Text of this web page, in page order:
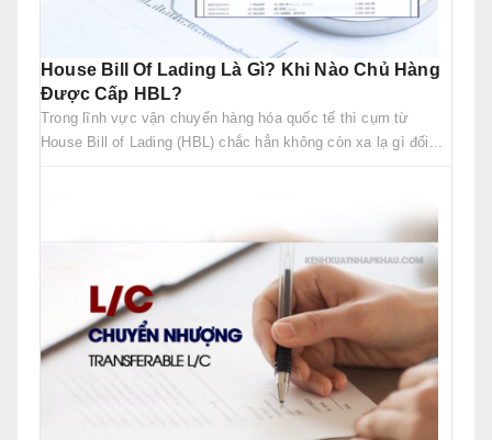
House Bill Of Lading Là Gì? Khi Nào Chủ Hàng
Được Cấp HBL?
Trong lĩnh vực vận chuyển hàng hóa quốc tế thì cụm từ
House Bill of Lading (HBL) chắc hẳn không còn xa lạ gì đối...